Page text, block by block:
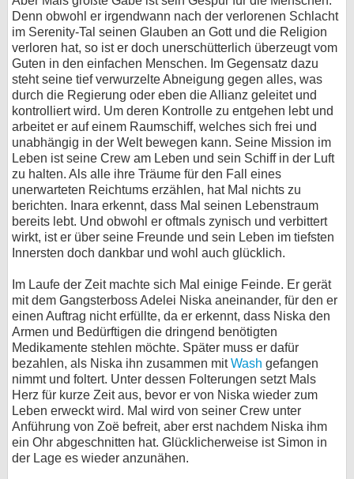
Denn obwohl er irgendwann nach der verlorenen Schlacht
im Serenity-Tal seinen Glauben an Gott und die Religion
verloren hat, so ist er doch unerschütterlich überzeugt vom
Guten in den einfachen Menschen. Im Gegensatz dazu
steht seine tief verwurzelte Abneigung gegen alles, was
durch die Regierung oder eben die Allianz geleitet und
kontrolliert wird. Um deren Kontrolle zu entgehen lebt und
arbeitet er auf einem Raumschiff, welches sich frei und
unabhängig in der Welt bewegen kann. Seine Mission im
Leben ist seine Crew am Leben und sein Schiff in der Luft
zu halten. Als alle ihre Träume für den Fall eines
unerwarteten Reichtums erzählen, hat Mal nichts zu
berichten. Inara erkennt, dass Mal seinen Lebenstraum
bereits lebt. Und obwohl er oftmals zynisch und verbittert
wirkt, ist er über seine Freunde und sein Leben im tiefsten
Innersten doch dankbar und wohl auch glücklich.
Im Laufe der Zeit machte sich Mal einige Feinde. Er gerät
mit dem Gangsterboss Adelei Niska aneinander, für den er
einen Auftrag nicht erfüllte, da er erkennt, dass Niska den
Armen und Bedürftigen die dringend benötigten
Medikamente stehlen möchte. Später muss er dafür
bezahlen, als Niska ihn zusammen mitWash gefangen
nimmt und foltert. Unter dessen Folterungen setzt Mals
Herz für kurze Zeit aus, bevor er von Niska wieder zum
Leben erweckt wird. Mal wird von seiner Crew unter
Anführung von Zoë befreit, aber erst nachdem Niska ihm
ein Ohr abgeschnitten hat. Glücklicherweise ist Simon in
der Lage es wieder anzunähen.